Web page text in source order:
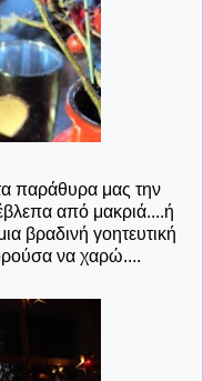
παράθυρα μας την
από μακριά....ή
βραδινή γοητευτική
να χαρώ....